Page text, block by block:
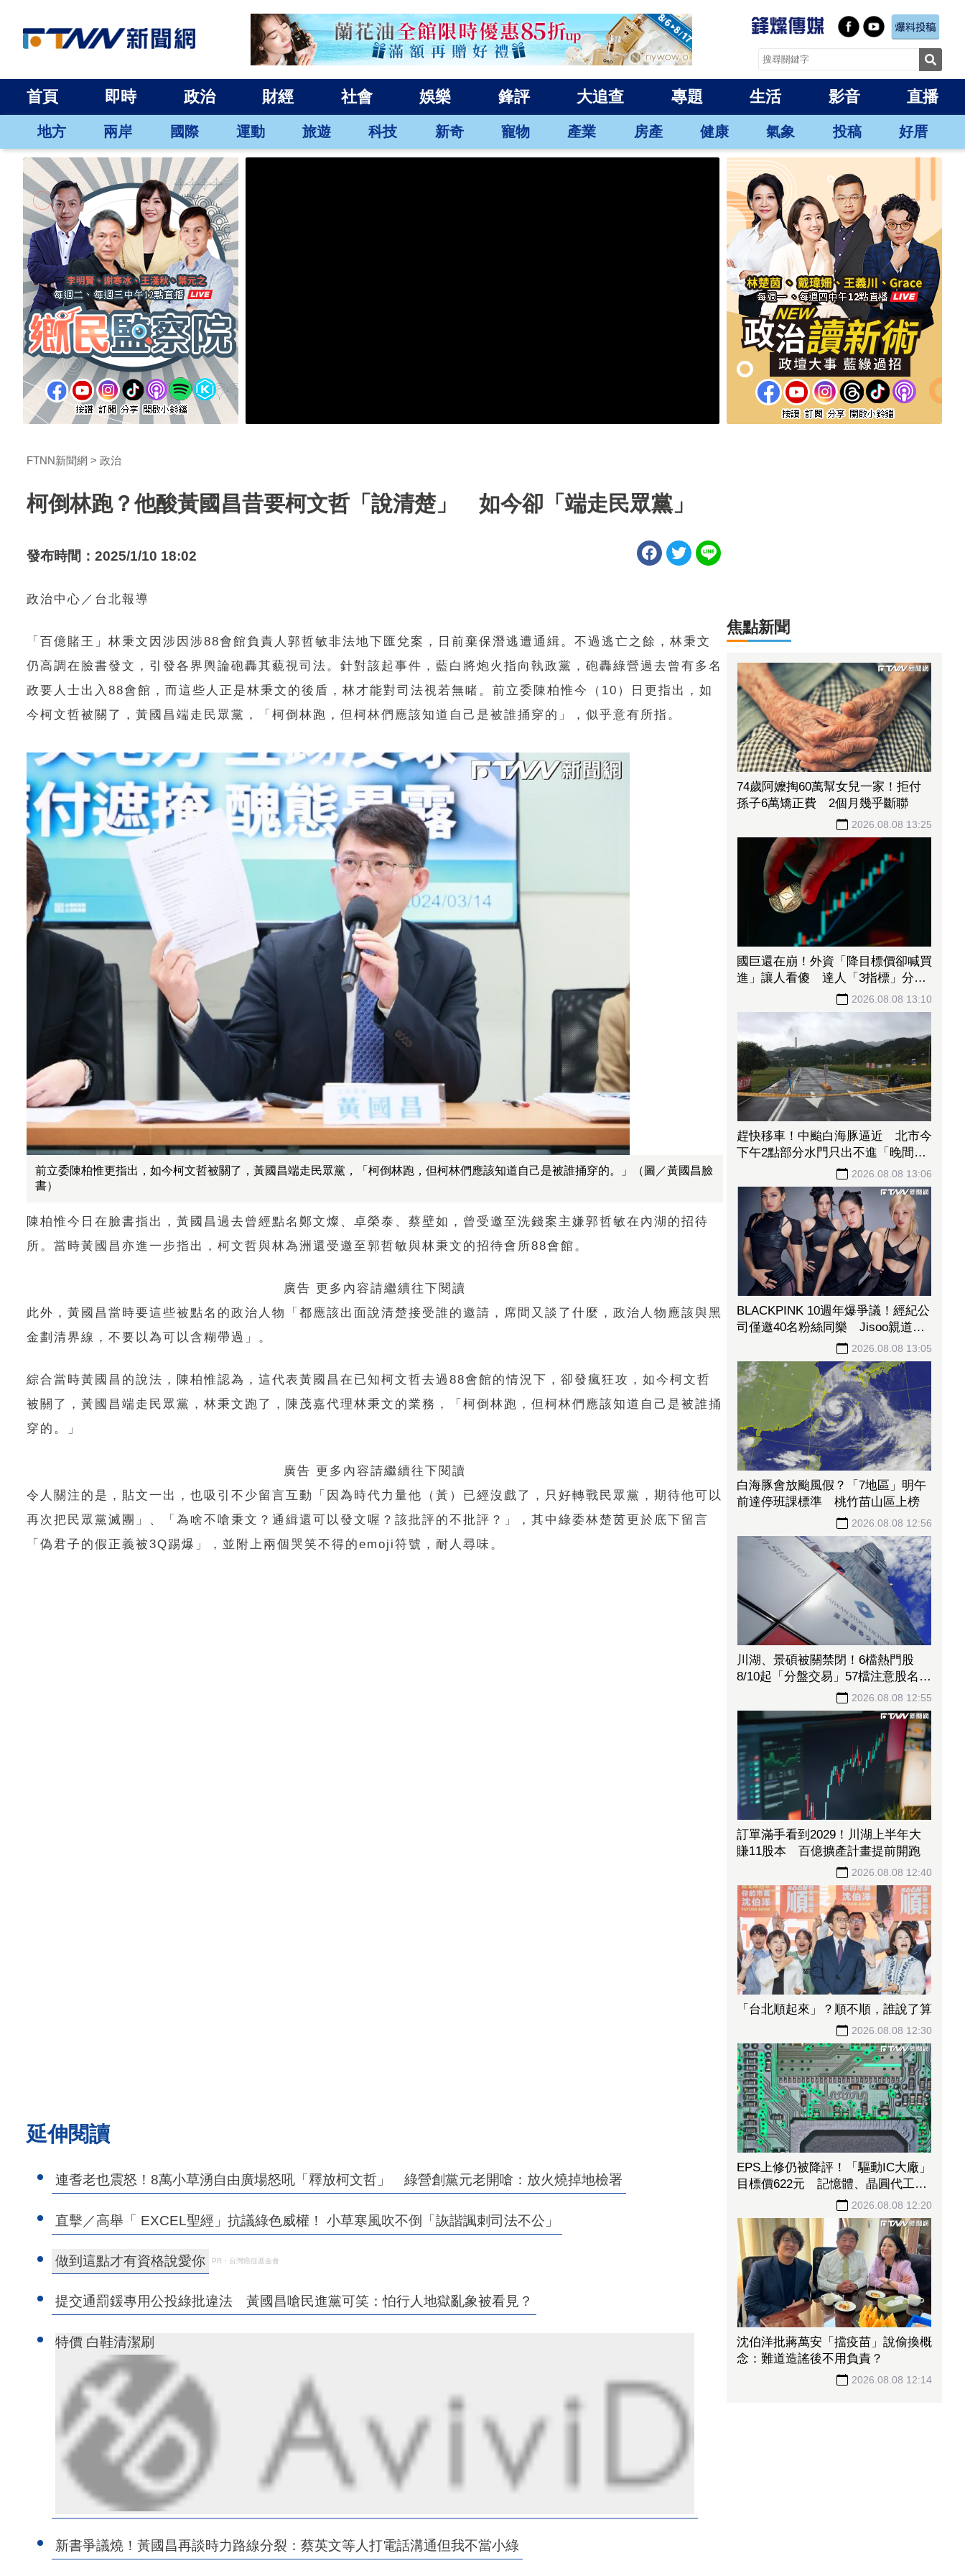
首頁 即時 政治 財經 社會 娛樂 鋒評 大追查 專題 生活 影音 直播
地方 兩岸 國際 運動 旅遊 科技 新奇 寵物 產業 房產 健康 氣象 投稿 好厝
FTNN新聞網 政治
柯倒林跑？他酸黃國昌昔要柯文哲「說清楚」 如今卻「端走民眾黨」
發布時間：2025/1/10 18:02
政治中心／台北報導
「百億賭王」林秉文因涉因涉88會館負責人郭哲敏非法地下匯兌案，日前棄保潛逃遭通緝。不過逃亡之餘，林秉文
仍高調在臉書發文，引發各界輿論砲轟其藐視司法。針對該起事件，藍白將炮火指向執政黨，砲轟綠營過去曾有多名
政要人士出入88會館，而這些人正是林秉文的後盾，林才能對司法視若無睹。前立委陳柏惟今（10）日更指出，如
今柯文哲被關了，黃國昌端走民眾黨，「柯倒林跑，但柯林們應該知道自己是被誰捅穿的」，似乎意有所指。
前立委陳柏惟更指出，如今柯文哲被關了，黃國昌端走民眾黨，「柯倒林跑，但柯林們應該知道自己是被誰捅穿的。」（圖／黃國昌臉
書）
陳柏惟今日在臉書指出，黃國昌過去曾經點名鄭文燦、卓榮泰、蔡壁如，曾受邀至洗錢案主嫌郭哲敏在內湖的招待
所。當時黃國昌亦進一步指出，柯文哲與林為洲還受邀至郭哲敏與林秉文的招待會所88會館。
廣告 更多內容請繼續往下閱讀
此外，黃國昌當時要這些被點名的政治人物「都應該出面說清楚接受誰的邀請，席間又談了什麼，政治人物應該與黑
金劃清界線，不要以為可以含糊帶過」。
綜合當時黃國昌的說法，陳柏惟認為，這代表黃國昌在已知柯文哲去過88會館的情況下，卻發瘋狂攻，如今柯文哲
被關了，黃國昌端走民眾黨，林秉文跑了，陳茂嘉代理林秉文的業務，「柯倒林跑，但柯林們應該知道自己是被誰捅
穿的。」
廣告 更多內容請繼續往下閱讀
令人關注的是，貼文一出，也吸引不少留言互動「因為時代力量他（黃）已經沒戲了，只好轉戰民眾黨，期待他可以
再次把民眾黨滅團」、「為啥不嗆秉文？通緝還可以發文喔？該批評的不批評？」，其中綠委林楚茵更於底下留言
「偽君子的假正義被3Q踢爆」，並附上兩個哭笑不得的emoji符號，耐人尋味。
延伸閱讀
連耆老也震怒！8萬小草湧自由廣場怒吼「釋放柯文哲」 綠營創黨元老開嗆：放火燒掉地檢署
直擊／高舉「 EXCEL聖經」抗議綠色威權！ 小草寒風吹不倒「詼諧諷刺司法不公」
做到這點才有資格說愛你 PR・台灣癌症基金會
提交通罰鍰專用公投綠批違法 黃國昌嗆民進黨可笑：怕行人地獄亂象被看見？
特價 白鞋清潔刷
新書爭議燒！黃國昌再談時力路線分裂：蔡英文等人打電話溝通但我不當小綠
焦點新聞
74歲阿嬤掏60萬幫女兒一家！拒付
孫子6萬矯正費 2個月幾乎斷聯
2026.08.08 13:25
國巨還在崩！外資「降目標價卻喊買
進」讓人看傻 達人「3指標」分
2026.08.08 13:10
趕快移車！中颱白海豚逼近 北市今
下午2點部分水門只出不進「晚間8
2026.08.08 13:06
BLACKPINK 10週年爆爭議！經紀公
司僅邀40名粉絲同樂 Jisoo親道
2026.08.08 13:05
白海豚會放颱風假？「7地區」明午
前達停班課標準 桃竹苗山區上榜
2026.08.08 12:56
川湖、景碩被關禁閉！6檔熱門股
8/10起「分盤交易」57檔注意股名單
2026.08.08 12:55
訂單滿手看到2029！川湖上半年大
賺11股本 百億擴產計畫提前開跑
2026.08.08 12:40
「台北順起來」？順不順，誰說了算
2026.08.08 12:30
EPS上修仍被降評！「驅動IC大廠」
目標價622元 記憶體、晶圓代工、
封測3大成本壓力浮現2026.08.08 12:20
沈伯洋批蔣萬安「擋疫苗」說偷換概
念：難道造謠後不用負責？
2026.08.08 12:14